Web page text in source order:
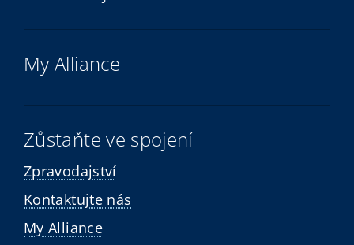
My Alliance
Zůstaňte ve spojení
Zpravodajství
Kontaktujte nás
My Alliance